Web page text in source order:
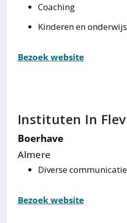
Coaching
Kinderen en onderwijs
Bezoek website
Instituten In
Boerhave
Almere
Diverse
Bezoek website